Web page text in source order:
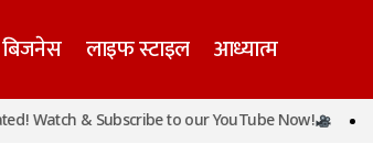
बिजनेस लाइफ स्टाइल आध्यात्म
Watch & Subscribe to our YouTube Now!